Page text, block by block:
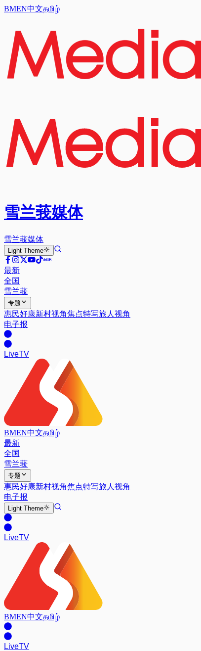
BMEN中文தமிழ்
雪兰莪媒体
雪兰莪媒体
Light Theme
最新
全国
雪兰莪
专题
惠民好康新村视角焦点特写旅人视角
电子报
LiveTV
BMEN中文தமிழ்
最新
全国
雪兰莪
专题
惠民好康新村视角焦点特写旅人视角
电子报
Light Theme
LiveTV
BMEN中文தமிழ்
LiveTV